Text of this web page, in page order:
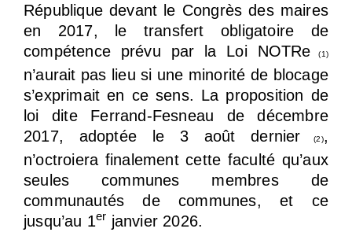
République devant le Congrès des maires
en 2017, le transfert obligatoire de
compétence prévu par la Loi NOTRe (1)
n’aurait pas lieu si une minorité de blocage
s’exprimait en ce sens. La proposition de
loi dite Ferrand-Fesneau de décembre
2017, adoptée le 3 août dernier (2),
n’octroiera finalement cette faculté qu’aux
seules communes membres de
communautés de communes, et ce
jusqu’au 1er janvier 2026.